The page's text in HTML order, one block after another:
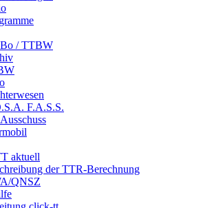
/ TTBW
F.A.S.S.
aktuell
der TTR-Berechnung
QNSZ